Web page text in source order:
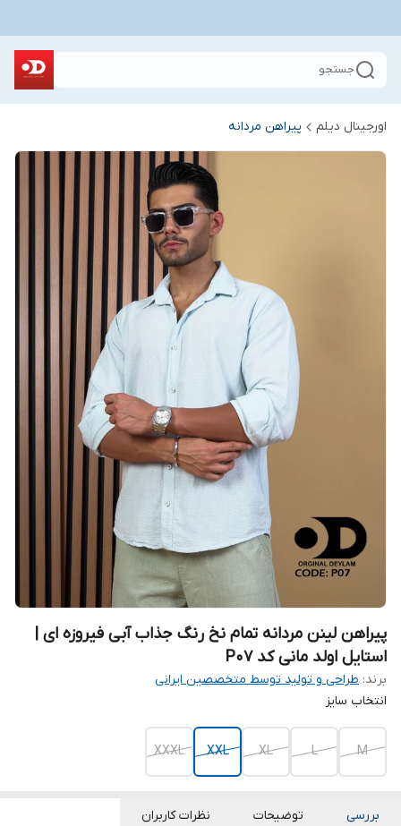
جستجو
اورجینال دیلم پیراهن مردانه
پیراهن لینن مردانه تمام نخ رنگ جذاب آبی فیروزه ای |
استایل اولد مانی کد P07
برند: طراحی و تولید توسط متخصصین ایرانی
انتخاب سایز
M
L
XL
XXL
XXXL
بررسی توضیحات نظرات کاربران